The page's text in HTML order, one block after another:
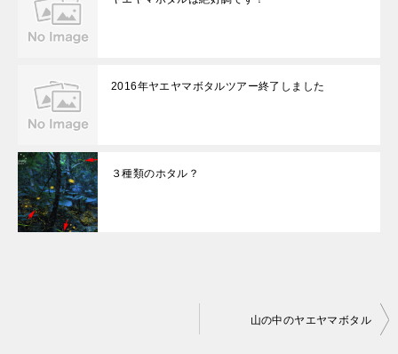
2016年ヤエヤマボタルツアー終了しました
３種類のホタル？
山の中のヤエヤマボタル